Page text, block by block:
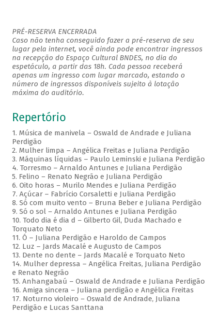
PRÉ-RESERVA ENCERRADA
Caso não tenha conseguido fazer a pré-reserva de seu
lugar pela internet, você ainda pode encontrar ingressos
na recepção do Espaço Cultural BNDES, no dia do
espetáculo, a partir das 18h. Cada pessoa receberá
apenas um ingresso com lugar marcado, estando o
número de ingressos disponíveis sujeito à lotação
máxima do auditório.
Repertório
1. Música de manivela – Oswald de Andrade e Juliana
Perdigão
2. Mulher limpa – Angélica Freitas e Juliana Perdigão
3. Máquinas líquidas – Paulo Leminski e Juliana Perdigão
4. Torresmo – Arnaldo Antunes e Juliana Perdigão
5. Felino – Renato Negrão e Juliana Perdigão
6. Oito horas – Murilo Mendes e Juliana Perdigão
7. Açúcar – Fabrício Corsaletti e Juliana Perdigão
8. Só com muito vento – Bruna Beber e Juliana Perdigão
9. Só o sol – Arnaldo Antunes e Juliana Perdigão
10. Todo dia é dia d – Gilberto Gil, Duda Machado e
Torquato Neto
11. Ó – Juliana Perdigão e Haroldo de Campos
12. Luz – Jards Macalé e Augusto de Campos
13. Dente no dente – Jards Macalé e Torquato Neto
14. Mulher depressa – Angélica Freitas, Juliana Perdigão
e Renato Negrão
15. Anhangabaú – Oswald de Andrade e Juliana Perdigão
16. Amiga sincera – Juliana perdigão e Angélica Freitas
17. Noturno violeiro – Oswald de Andrade, Juliana
Perdigão e Lucas Santtana